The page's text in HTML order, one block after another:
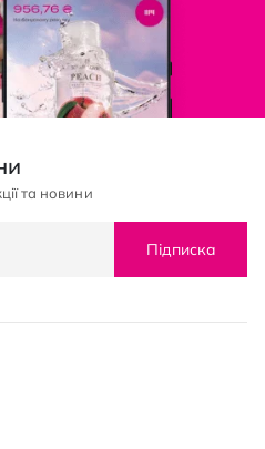
та новини
Підписка